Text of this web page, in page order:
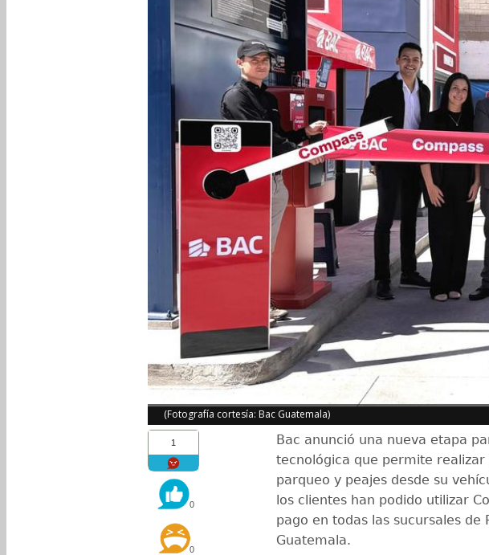
(Fotografía cortesía: Bac Guatemala)
1
0
0
Bac anunció una nueva etapa
tecnológica que permite
parqueo y peajes desde su
los clientes han podido utilizar
pago en todas las sucursales de
Guatemala.